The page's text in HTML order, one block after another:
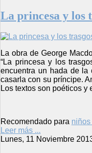
La princesa y los
La obra de George
“La princesa y los
encuentra un hada de la
casarla con su príncipe.
Los textos son poéticos
Recomendado para
Leer más ...
Lunes, 11 Noviembre